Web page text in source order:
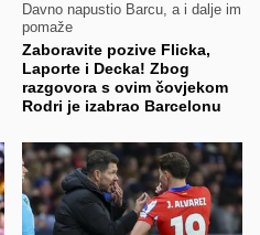
Davno napustio Barcu, a i dalje im
pomaže
Zaboravite pozive Flicka,
Laporte i Decka! Zbog
razgovora s ovim čovjekom
Rodri je izabrao Barcelonu